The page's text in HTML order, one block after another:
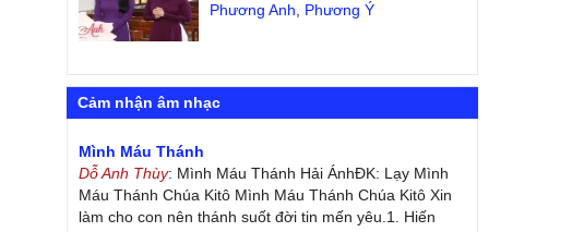
Phương Anh Phương Ý
Cảm nhận âm nhạc
Mình Máu Thánh
Dỗ Anh Thùy: Mình Máu Thánh Hải ÁnhĐK: Lạy Mình
Máu Thánh Chúa Kitô Mình Máu Thánh Chúa Kitô Xin
làm cho con nên thánh suốt đời tin mến yêu.1. Hiến